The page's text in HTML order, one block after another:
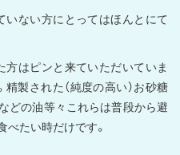
ない方にとってはほんとにて
はピンと来ていただいていま
精製された（純度の高い）お砂糖
どの油等々これらは普段から避
べたい時だけです。